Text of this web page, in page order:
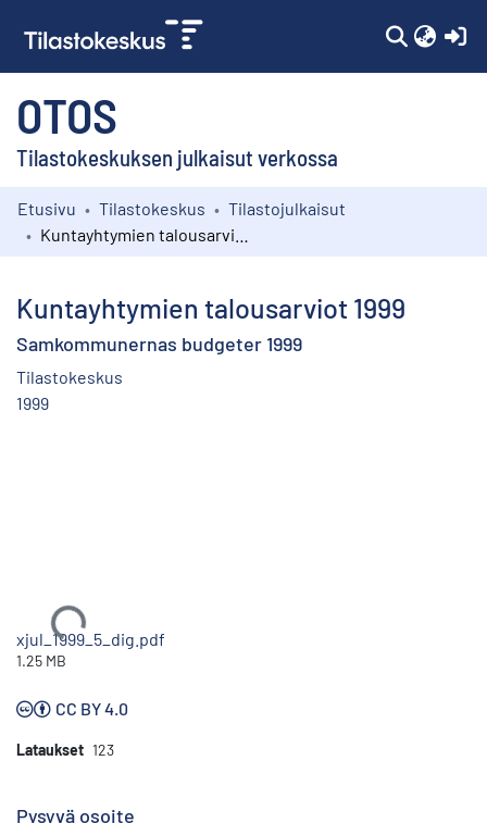
OTOS
Tilastokeskuksen julkaisut verkossa
Kokoelmat
Etusivu Tilastokeskus
Tilastojulkaisut
Kuntayhtymien talousarviot 1999
Samkommunernas budgeter 1999
Tilastokeskus
1999
Ladataan...
xjul_1999_5_dig.pdf
1.25 MB
CC BY 4.0
Lataukset 123
Pysyvä osoite